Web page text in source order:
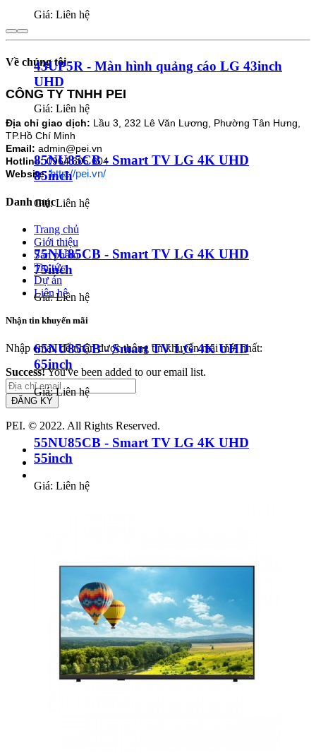
Giá: Liên hệ
43UP5R - Màn hình quảng cáo LG 43inch
UHD
Giá: Liên hệ
85NU85CB - Smart TV LG 4K UHD
85inch
Giá: Liên hệ
75NU85CB - Smart TV LG 4K UHD
75inch
Giá: Liên hệ
65NU85CB - Smart TV LG 4K UHD
65inch
Giá: Liên hệ
55NU85CB - Smart TV LG 4K UHD
55inch
Giá: Liên hệ
Về chúng tôi
CÔNG TY TNHH PEI
Địa chỉ giao dịch: Lầu 3, 232 Lê Văn Lương, Phường Tân Hưng,
TP.Hồ Chí Minh
Email: admin@pei.vn
Hotline:0964 605 604
Website:http://pei.vn/
Danh mục
Trang chủ
Giới thiệu
Sản phẩm
Tin tức
Dự án
Liên hệ
Nhận tin khuyến mãi
Nhập email để nhận được thông tin khuyến mãi mới nhất:
Success!You've been added to our email list.
ĐĂNG KÝ
PEI. © 2022. All Rights Reserved.